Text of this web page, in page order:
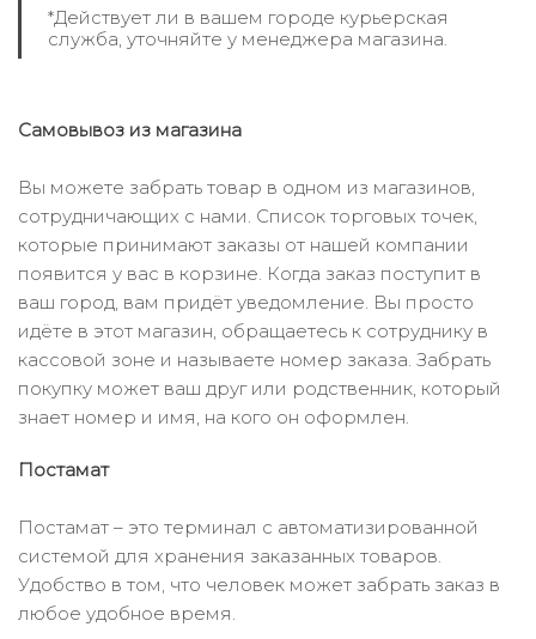
*Действует ли в вашем городе курьерская
служба, уточняйте у менеджера магазина.
Самовывоз из магазина
Вы можете забрать товар в одном из магазинов,
сотрудничающих с нами. Список торговых точек,
которые принимают заказы от нашей компании
появится у вас в корзине. Когда заказ поступит в
ваш город, вам придёт уведомление. Вы просто
идёте в этот магазин, обращаетесь к сотруднику в
кассовой зоне и называете номер заказа. Забрать
покупку может ваш друг или родственник, который
знает номер и имя, на кого он оформлен.
Постамат
Постамат – это терминал с автоматизированной
системой для хранения заказанных товаров.
Удобство в том, что человек может забрать заказ в
любое удобное время.